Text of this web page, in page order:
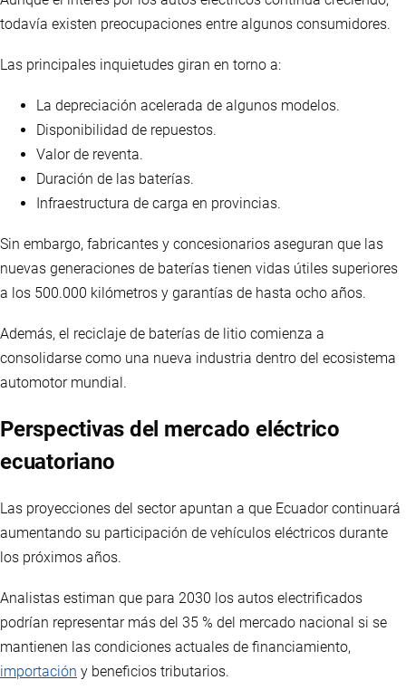
todavía existen preocupaciones entre algunos consumidores.
Las principales inquietudes giran en torno a:
La depreciación acelerada de algunos modelos.
Disponibilidad de repuestos.
Valor de reventa.
Duración de las baterías.
Infraestructura de carga en provincias.
Sin embargo, fabricantes y concesionarios aseguran que las
nuevas generaciones de baterías tienen vidas útiles superiores
a los 500.000 kilómetros y garantías de hasta ocho años.
Además, el reciclaje de baterías de litio comienza a
consolidarse como una nueva industria dentro del ecosistema
automotor mundial.
Perspectivas del mercado eléctrico
ecuatoriano
Las proyecciones del sector apuntan a que Ecuador continuará
aumentando su participación de vehículos eléctricos durante
los próximos años.
Analistas estiman que para 2030 los autos electrificados
podrían representar más del 35 % del mercado nacional si se
mantienen las condiciones actuales de financiamiento,
importación y beneficios tributarios.